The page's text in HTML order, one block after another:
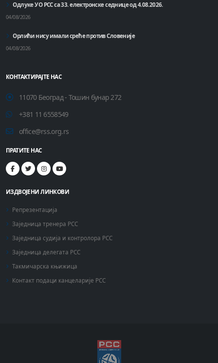
Одлуке УО РСС са 33. електронске седнице од 4.08.2026.
04/08/2026
Орлићи нису имали среће против Словеније
04/08/2026
КОНТАКТИРАЈТЕ НАС
11070 Београд - Тошин бунар 272
+381 11 6558549
office@rss.org.rs
ПРАТИТЕ НАС
ИЗДВОЈЕНИ ЛИНКОВИ
Репрезентација
Заједница тренера РСС
Заједница судија и контролора РСС
Заједница делегата РСС
Такмичарска књижица
Контакт подаци канцеларије РСС